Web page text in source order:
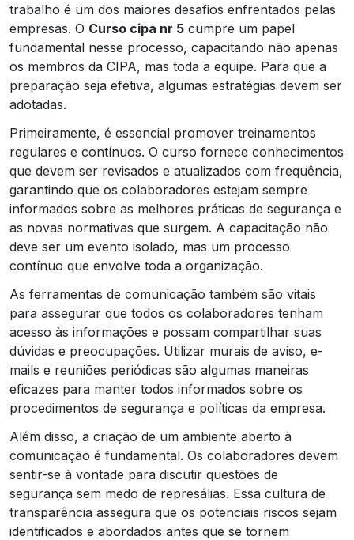
trabalho é um dos maiores desafios enfrentados pelas
empresas. O Curso cipa nr 5 cumpre um papel
fundamental nesse processo, capacitando não apenas
os membros da CIPA, mas toda a equipe. Para que a
preparação seja efetiva, algumas estratégias devem ser
adotadas.
Primeiramente, é essencial promover treinamentos
regulares e contínuos. O curso fornece conhecimentos
que devem ser revisados e atualizados com frequência,
garantindo que os colaboradores estejam sempre
informados sobre as melhores práticas de segurança e
as novas normativas que surgem. A capacitação não
deve ser um evento isolado, mas um processo
contínuo que envolve toda a organização.
As ferramentas de comunicação também são vitais
para assegurar que todos os colaboradores tenham
acesso às informações e possam compartilhar suas
dúvidas e preocupações. Utilizar murais de aviso, e-
mails e reuniões periódicas são algumas maneiras
eficazes para manter todos informados sobre os
procedimentos de segurança e políticas da empresa.
Além disso, a criação de um ambiente aberto à
comunicação é fundamental. Os colaboradores devem
sentir-se à vontade para discutir questões de
segurança sem medo de represálias. Essa cultura de
transparência assegura que os potenciais riscos sejam
identificados e abordados antes que se tornem